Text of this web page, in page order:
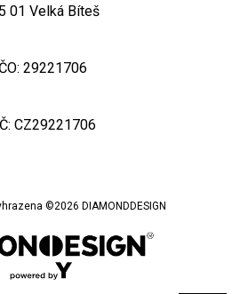
01 Velká Bíteš
29221706
CZ29221706
©2026 DIAMONDDESIGN